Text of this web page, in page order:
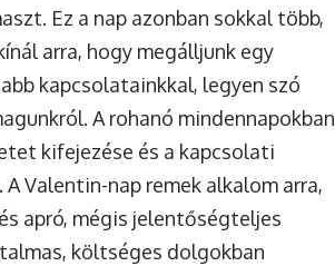
Ez a nap azonban sokkal több,
arra, hogy megálljunk egy
kapcsolatainkkal, legyen szó
A rohanó mindennapokban
kifejezése és a kapcsolati
Valentin-nap remek alkalom arra,
apró, mégis jelentőségteljes
költséges dolgokban